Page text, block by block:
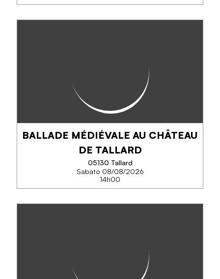
TELEFONO
SAPERNE DI PIÙ
BALLADE MÉDIÉVALE AU CHÂTEAU
DE TALLARD
05130 Tallard
Sabato 08/08/2026
14h00